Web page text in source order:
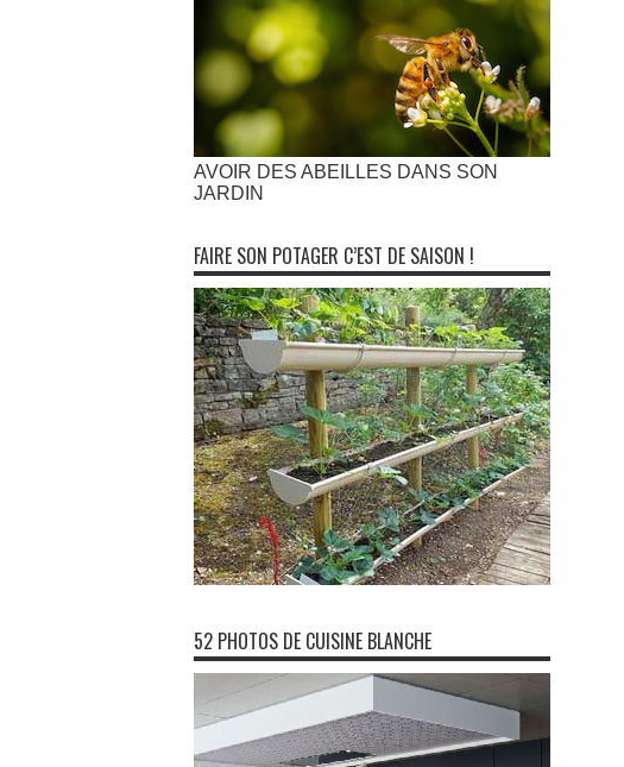
AVOIR DES ABEILLES DANS SON
JARDIN
FAIRE SON POTAGER C’EST DE SAISON !
52 PHOTOS DE CUISINE BLANCHE